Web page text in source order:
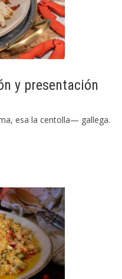
y presentación
esa la centolla— gallega.